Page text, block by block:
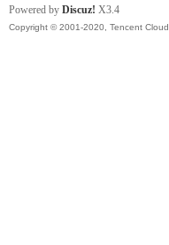
Powered by Discuz! X3.4
Copyright © 2001-2020, Tencent Cloud.